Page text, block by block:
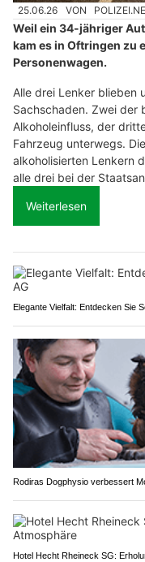
25.06.26 VON
Weil ein 34-jähriger
kam es in Oftringen zu
Personenwagen.
Alle drei Lenker blieben
Sachschaden. Zwei der
Alkoholeinfluss, der
Fahrzeug unterwegs.
alkoholisierten Lenkern
alle drei bei der
Weiterlesen
Elegante Vielfalt: Entdecken Sie
Rodiras Dogphysio verbessert
Hotel Hecht Rheineck SG: